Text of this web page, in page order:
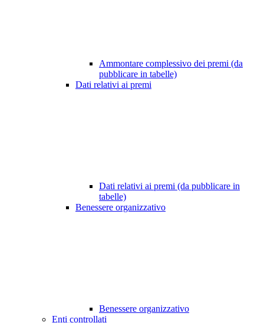
Ammontare complessivo dei premi (da
pubblicare in tabelle)
Dati relativi ai premi
Dati relativi ai premi (da pubblicare in
tabelle)
Benessere organizzativo
Benessere organizzativo
Enti controllati